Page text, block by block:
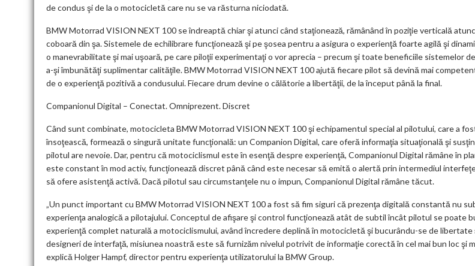
de condus şi de la o motocicletă care nu se va răsturna niciodată.
BMW Motorrad VISION NEXT 100 se îndreaptă chiar şi atunci când staţionează, rămânând în poziţie verticală
coboară din şa. Sistemele de echilibrare funcţionează şi pe şosea pentru a asigura o experienţă foarte agilă şi
o manevrabilitate şi mai uşoară, pe care piloţii experimentaţi o vor aprecia – precum şi toate beneficiile sistemelor
a-şi îmbunătăţi suplimentar calităţile. BMW Motorrad VISION NEXT 100 ajută fiecare pilot să devină mai
de o experienţă pozitivă a condusului. Fiecare drum devine o călătorie a libertăţii, de la început până la final.
Companionul Digital – Conectat. Omniprezent. Discret
Când sunt combinate, motocicleta BMW Motorrad VISION NEXT 100 şi echipamentul special al pilotului, care a
însoţească, formează o singură unitate funcţională: un Companion Digital, care oferă informaţia situaţională şi
pilotul are nevoie. Dar, pentru că motociclismul este în esenţă despre experienţă, Companionul Digital rămâne în
este constant în mod activ, funcţionează discret până când este necesar să emită o alertă prin intermediul
să ofere asistenţă activă. Dacă pilotul sau circumstanţele nu o impun, Companionul Digital rămâne tăcut.
„Un punct important cu BMW Motorrad VISION NEXT 100 a fost să fim siguri că prezenţa digitală constantă nu
experienţa analogică a pilotajului. Conceptul de afişare şi control funcţionează atât de subtil încât pilotul se poate
experienţă complet naturală a motociclismului, având încredere deplină în motocicletă şi bucurându-se de libertate
designeri de interfaţă, misiunea noastră este să furnizăm nivelul potrivit de informaţie corectă în cel mai bun loc şi
explică Holger Hampf, director pentru experienţa utilizatorului la BMW Group.